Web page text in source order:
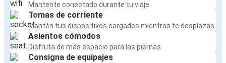
Mantente conectado durante tu viaje
Tomas de corriente
Mantén tus dispositivos cargados mientras te desplazas
Asientos cómodos
Disfruta de más espacio para las piernas
Consigna de equipajes